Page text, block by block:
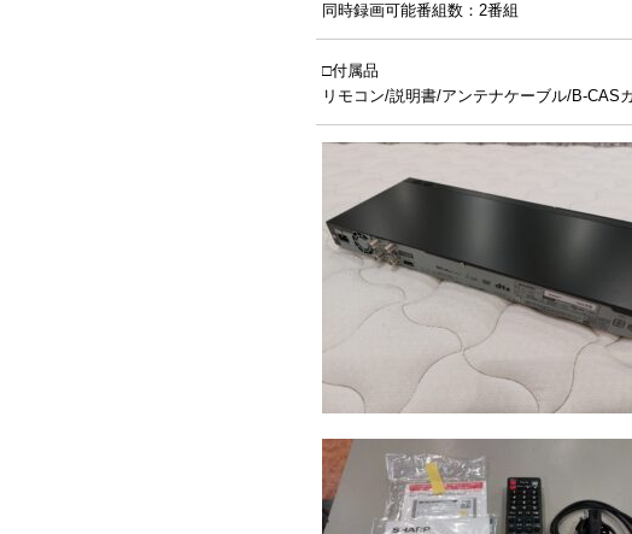
同時録画可能番組数：2番組
□付属品
リモコン/説明書/アンテナケーブル/B-CAS